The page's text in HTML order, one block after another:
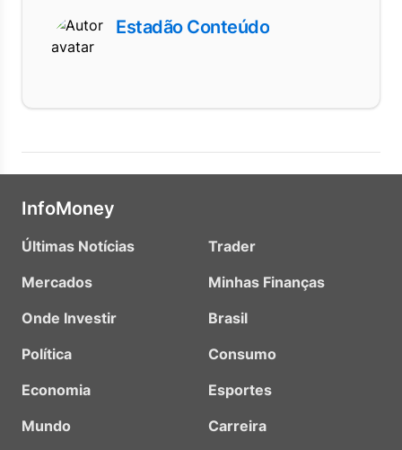
Estadão Conteúdo
InfoMoney
Últimas Notícias
Mercados
Onde Investir
Política
Economia
Mundo
Trader
Minhas Finanças
Brasil
Consumo
Esportes
Carreira